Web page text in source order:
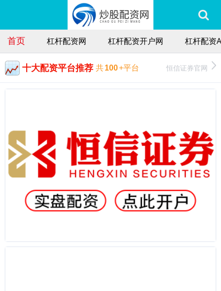
首页 杠杆配资网 杠杆配资开户网 杠杆配资
十大配资平台推荐 共100+平台 恒信证券官网